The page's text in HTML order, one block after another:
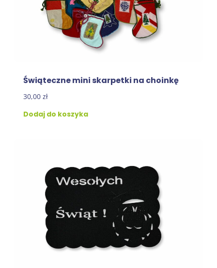
Świąteczne mini skarpetki na choinkę
30,00 zł
Dodaj do koszyka